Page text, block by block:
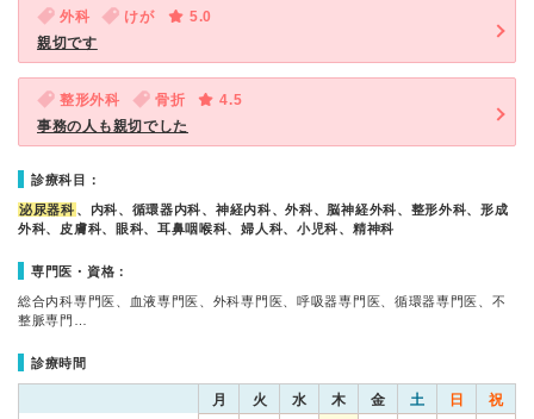
外科 けが
5.0
親切です
整形外科 骨折
4.5
事務の人も親切でした
診療科目：
泌尿器科 、内科、循環器内科、神経内科、外科、脳神経外科、整形外科、形成
外科、皮膚科、眼科、耳鼻咽喉科、婦人科、小児科、精神科
専門医・資格：
総合内科専門医、血液専門医、外科専門医、呼吸器専門医、循環器専門医、不
整脈専門…
診療時間
月 火 水 木 金 土 日 祝